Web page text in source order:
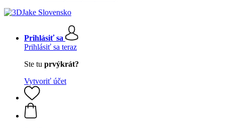
Prihlásiť sa
Prihlásiť sa teraz
Ste tu prvýkrát?
Vytvoriť účet